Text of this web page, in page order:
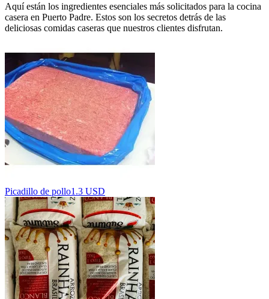
Aquí están los ingredientes esenciales más solicitados para la cocina
casera en Puerto Padre. Estos son los secretos detrás de las
deliciosas comidas caseras que nuestros clientes disfrutan.
Picadillo de pollo1.3 USD